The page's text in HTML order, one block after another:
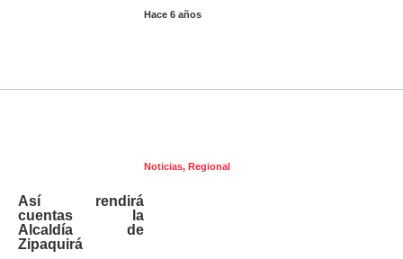
Hace 6 años
Noticias, Regional
Así rendirá
cuentas la
Alcaldía de
Zipaquirá